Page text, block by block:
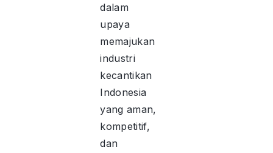
dalam
upaya
memajukan
industri
kecantikan
Indonesia
yang aman,
kompetitif,
dan